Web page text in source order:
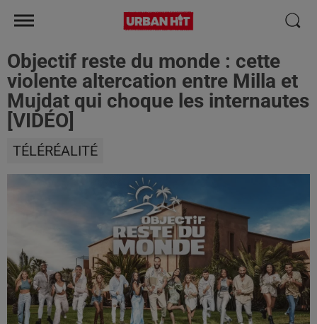
Objectif reste du monde : cette
violente altercation entre Milla et
Mujdat qui choque les internautes
[VIDÉO]
TÉLÉRÉALITÉ